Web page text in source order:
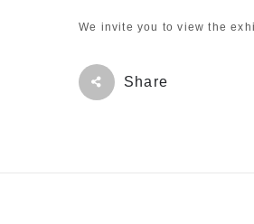
We invite you to view the
Share